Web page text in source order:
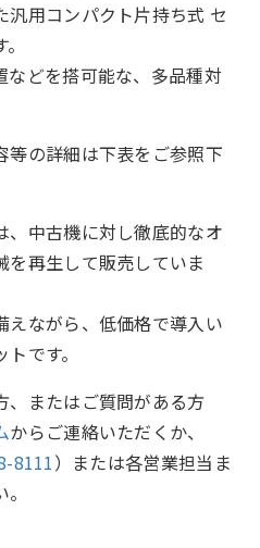
用コンパクト片持ち式 セ
どを搭可能な、多品種対
等の詳細は下表をご参照下
、中古機に対し徹底的なオ
再生して販売していま
えながら、低価格で導入い
です。
、またはご質問がある方
からご連絡いただくか、
8111）または各営業担当ま